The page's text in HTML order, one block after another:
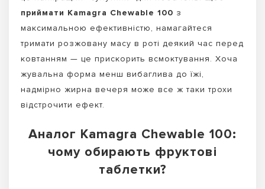
приймати Kamagra Chewable 100 з
максимальною ефективністю, намагайтеся
тримати розжовану масу в роті деякий час перед
ковтанням — це прискорить всмоктування. Хоча
жувальна форма менш вибаглива до їжі,
надмірно жирна вечеря може все ж таки трохи
відстрочити ефект.
Аналог Kamagra Chewable 100:
чому обирають фруктові
таблетки?